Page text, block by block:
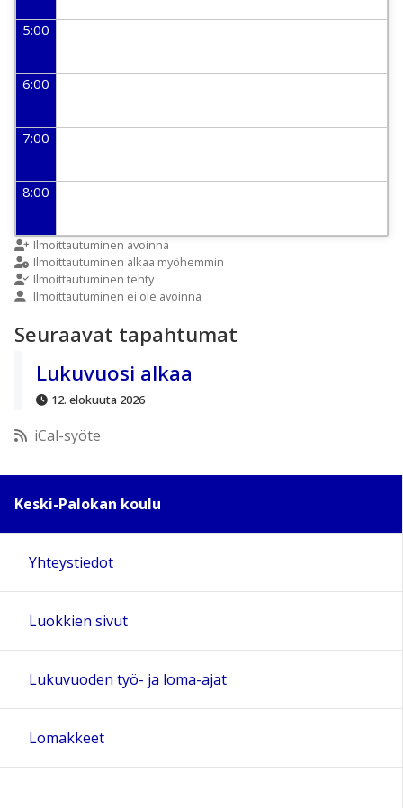
5:00
6:00
7:00
8:00
9:00
10:00
12:00
15:00
16:00
17:00
18:00
Ilmoittautuminen avoinna
Ilmoittautuminen alkaa myöhemmin
Ilmoittautuminen tehty
Ilmoittautuminen ei ole avoinna
Seuraavat tapahtumat
Lukuvuosi alkaa
12. elokuuta 2026
iCal-syöte
Keski-Palokan koulu
Yhteystiedot
Luokkien sivut
Lukuvuoden työ- ja loma-ajat
Lomakkeet